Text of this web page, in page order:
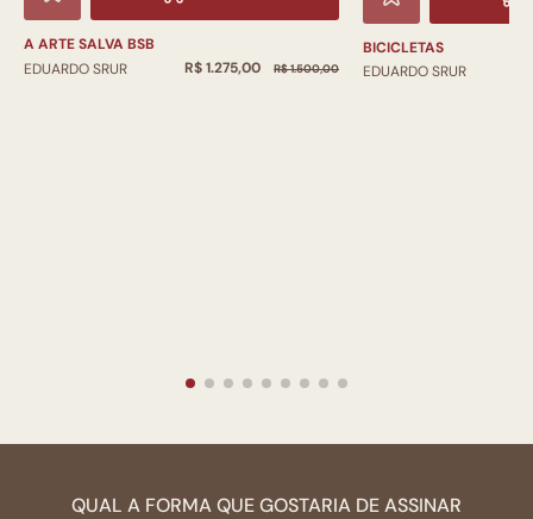
A ARTE SALVA BSB
EDUARDO SRUR
R$ 1.275,00 R$ 1.500,00
BICICLETAS
EDUARDO SRUR
QUAL A FORMA QUE GOSTARIA DE ASSINAR